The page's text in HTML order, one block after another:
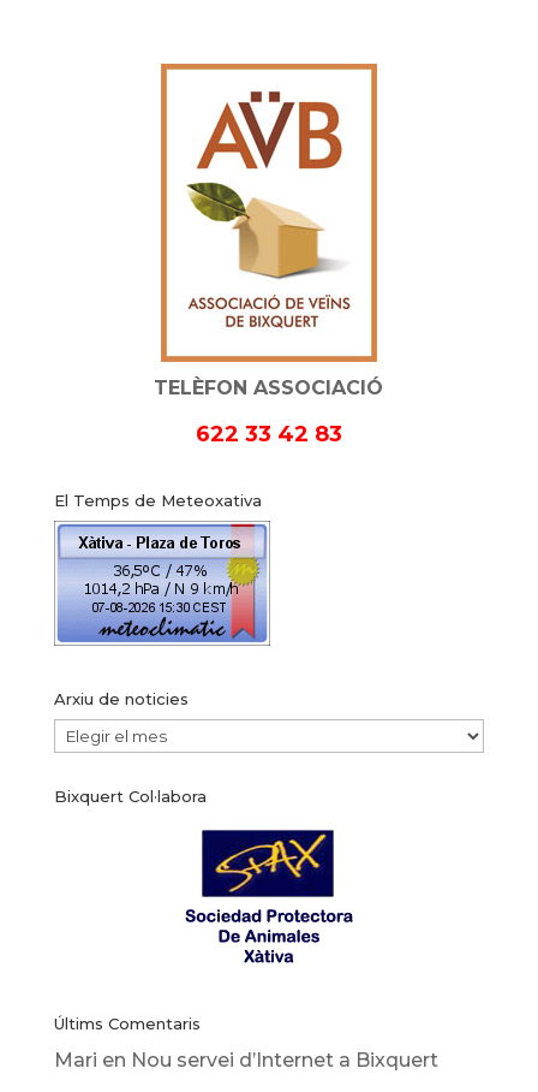
TELÈFON ASSOCIACIÓ
622 33 42 83
El Temps de Meteoxativa
Arxiu de noticies
Arxiu
noticies
Bixquert Col·labora
Últims Comentaris
Mari en Nou servei d’Internet a Bixquert